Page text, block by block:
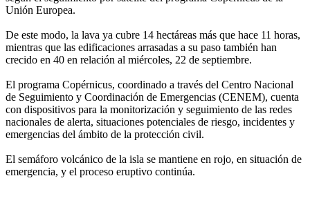
Unión Europea.
De este modo, la lava ya cubre 14 hectáreas más que hace 11 horas,
mientras que las edificaciones arrasadas a su paso también han
crecido en 40 en relación al miércoles, 22 de septiembre.
El programa Copérnicus, coordinado a través del Centro Nacional
de Seguimiento y Coordinación de Emergencias (CENEM), cuenta
con dispositivos para la monitorización y seguimiento de las redes
nacionales de alerta, situaciones potenciales de riesgo, incidentes y
emergencias del ámbito de la protección civil.
El semáforo volcánico de la isla se mantiene en rojo, en situación de
emergencia, y el proceso eruptivo continúa.